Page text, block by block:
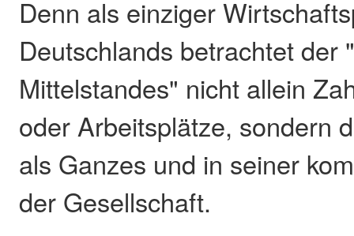
Denn als einziger
Deutschlands betrachtet der
Mittelstandes" nicht allein
oder Arbeitsplätze, sondern
als Ganzes und in seiner
der Gesellschaft.